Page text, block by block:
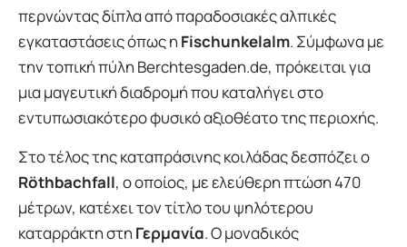
περνώντας δίπλα από παραδοσιακές αλπικές
εγκαταστάσεις όπως η Fischunkelalm. Σύμφωνα με
την τοπική πύλη Berchtesgaden.de, πρόκειται για
μια μαγευτική διαδρομή που καταλήγει στο
εντυπωσιακότερο φυσικό αξιοθέατο της περιοχής.
Στο τέλος της καταπράσινης κοιλάδας δεσπόζει ο
Röthbachfall, ο οποίος, με ελεύθερη πτώση 470
μέτρων, κατέχει τον τίτλο του ψηλότερου
καταρράκτη στη Γερμανία. Ο μοναδικός